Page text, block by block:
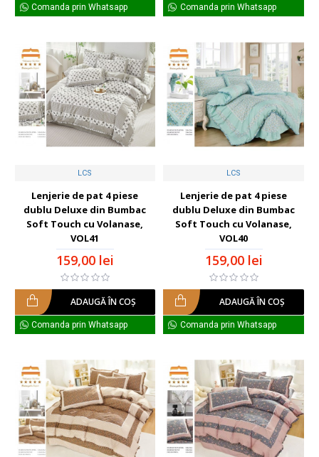
Comanda prin Whatsapp Comanda prin Whatsapp
LCS
Lenjerie de pat 4 piese
dublu Deluxe din Bumbac
Soft Touch cu Volanase,
VOL41
159,00 lei
ADAUGĂ ÎN COŞ
Comanda prin Whatsapp
LCS
Lenjerie de pat 4 piese
dublu Deluxe din Bumbac
Soft Touch cu Volanase,
VOL40
159,00 lei
ADAUGĂ ÎN COŞ
Comanda prin Whatsapp